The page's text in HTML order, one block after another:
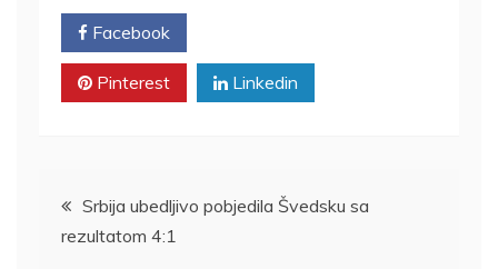
Facebook
Pinterest Linkedin
Kretanje
članka
Srbija ubedljivo pobjedila Švedsku sa
rezultatom 4:1